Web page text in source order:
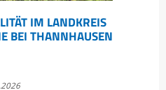
IM LANDKREIS
BEI THANNHAUSEN